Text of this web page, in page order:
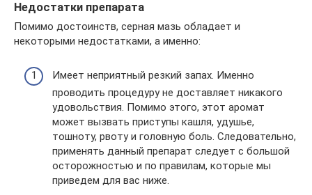
Недостатки препарата
Помимо достоинств, серная мазь обладает и
некоторыми недостатками, а именно:
Имеет неприятный резкий запах. Именно
проводить процедуру не доставляет никакого
удовольствия. Помимо этого, этот аромат
может вызвать приступы кашля, удушье,
тошноту, рвоту и головную боль. Следовательно,
применять данный препарат следует с большой
осторожностью и по правилам, которые мы
приведем для вас ниже.